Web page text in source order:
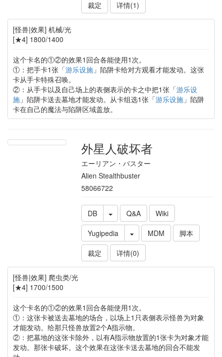
裁定 详情(1)
[怪兽|效果] 机械/光
[★4] 1800/1400
这个卡名的①②的效果1回合各能使用1次。
①：把手卡1张「游乐设施」陷阱卡给对方观看才能发动。这张
卡从手卡特殊召唤。
②：从手卡以及自己场上的表侧表示的卡之中把1张「游乐设
施」陷阱卡送去墓地才能发动。从卡组选1张「游乐设施」陷阱
卡在自己的魔法与陷阱区域盖放。
外星人破坏者
エーリアン・バスター
Alien Stealthbuster
58066722
DB Q&A
Wiki
Yugipedia
MDM
脚本
裁定
详情(0)
[怪兽|效果] 爬虫类/光
[★4] 1700/1500
这个卡名的①②的效果1回合各能使用1次。
①：这张卡被送去墓地的场合，以场上1只表侧表示怪兽为对象
才能发动。给那只怪兽放置2个A指示物。
②：把墓地的这张卡除外，以有A指示物放置的1张卡为对象才能
发动。那张卡破坏。这个效果在这张卡送去墓地的回合不能发